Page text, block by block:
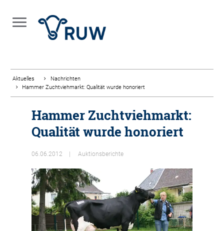
Aktuelles
Nachrichten
Hammer Zuchtviehmarkt: Qualität wurde honoriert
Hammer Zuchtviehmarkt:
Qualität wurde honoriert
06.06.2012 Auktionsberichte